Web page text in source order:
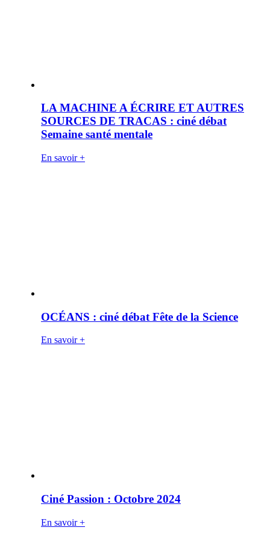
LA MACHINE A ÉCRIRE ET AUTRES
SOURCES DE TRACAS : ciné débat
Semaine santé mentale
En savoir +
OCÉANS : ciné débat Fête de la Science
En savoir +
Ciné Passion : Octobre 2024
En savoir +